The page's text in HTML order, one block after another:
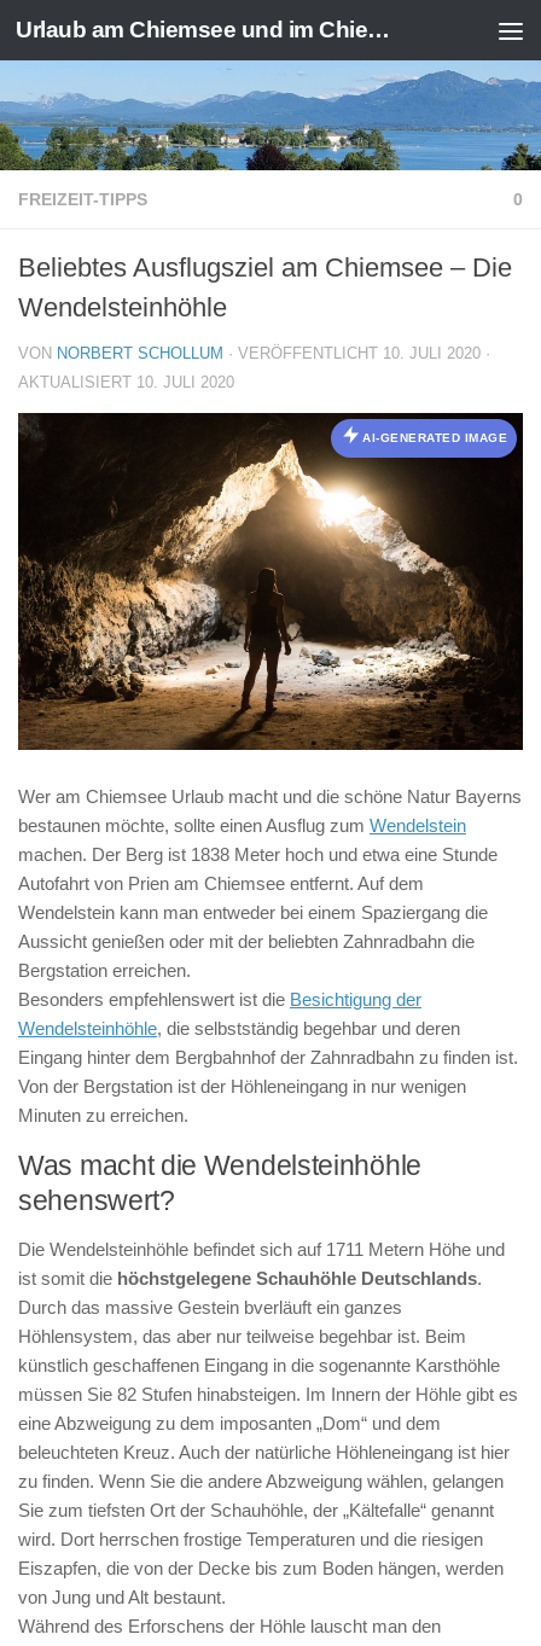
Zum Inhalt springen Urlaub am Chiemsee und im Chiemgau
FREIZEIT-TIPPS 0
Beliebtes Ausflugsziel am Chiemsee – Die
Wendelsteinhöhle
VON NORBERT SCHOLLUM · VERÖFFENTLICHT 10. JULI 2020 ·
AKTUALISIERT 10. JULI 2020
AI-GENERATED IMAGE
Wer am Chiemsee Urlaub macht und die schöne Natur Bayerns
bestaunen möchte, sollte einen Ausflug zum Wendelstein
machen. Der Berg ist 1838 Meter hoch und etwa eine Stunde
Autofahrt von Prien am Chiemsee entfernt. Auf dem
Wendelstein kann man entweder bei einem Spaziergang die
Aussicht genießen oder mit der beliebten Zahnradbahn die
Bergstation erreichen.
Besonders empfehlenswert ist die Besichtigung der
Wendelsteinhöhle, die selbstständig begehbar und deren
Eingang hinter dem Bergbahnhof der Zahnradbahn zu finden ist.
Von der Bergstation ist der Höhleneingang in nur wenigen
Minuten zu erreichen.
Was macht die Wendelsteinhöhle
sehenswert?
Die Wendelsteinhöhle befindet sich auf 1711 Metern Höhe und
ist somit die höchstgelegene Schauhöhle Deutschlands.
Durch das massive Gestein bverläuft ein ganzes
Höhlensystem, das aber nur teilweise begehbar ist. Beim
künstlich geschaffenen Eingang in die sogenannte Karsthöhle
müssen Sie 82 Stufen hinabsteigen. Im Innern der Höhle gibt es
eine Abzweigung zu dem imposanten „Dom“ und dem
beleuchteten Kreuz. Auch der natürliche Höhleneingang ist hier
zu finden. Wenn Sie die andere Abzweigung wählen, gelangen
Sie zum tiefsten Ort der Schauhöhle, der „Kältefalle“ genannt
wird. Dort herrschen frostige Temperaturen und die riesigen
Eiszapfen, die von der Decke bis zum Boden hängen, werden
von Jung und Alt bestaunt.
Während des Erforschens der Höhle lauscht man den